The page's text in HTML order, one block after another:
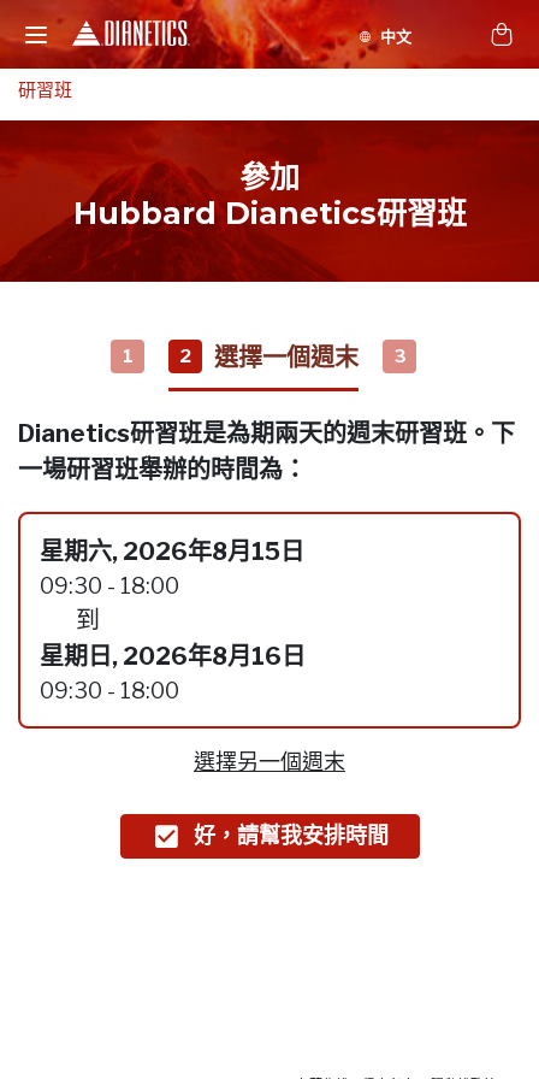
研習班
參加
Hubbard Dianetics研習班
1 2 選擇一個週末 3
Dianetics研習班是為期兩天的週末研習班。下
一場研習班舉辦的時間為：
星期六, 2026年8月15日
09:30 - 18:00
到
星期日, 2026年8月16日
09:30 - 18:00
選擇另一個週末
好，請幫我安排時間